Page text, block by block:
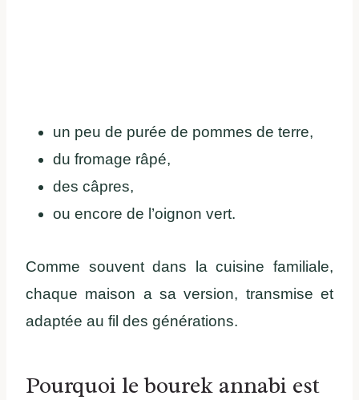
un peu de purée de pommes de terre,
du fromage râpé,
des câpres,
ou encore de l’oignon vert.
Comme souvent dans la cuisine familiale,
chaque maison a sa version, transmise et
adaptée au fil des générations.
Pourquoi le bourek annabi est